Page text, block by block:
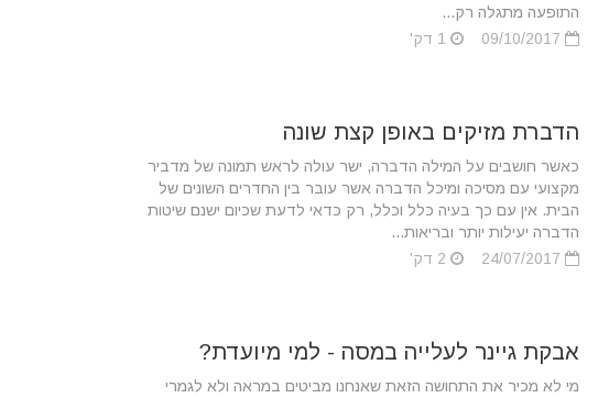
התופעה מתגלה רק...
הדברת מזיקים באופן קצת שונה
כאשר חושבים על המילה הדברה, ישר עולה לראש תמונה של מדביר
מקצועי עם מסיכה ומיכל הדברה אשר עובר בין החדרים השונים של
הבית. אין עם כך בעיה כלל וכלל, רק כדאי לדעת שכיום ישנם שיטות
הדברה יעילות יותר ובריאות...
אבקת גיינר לעלייה במסה - למי מיועדת?
מי לא מכיר את התחושה הזאת שאנחנו מביטים במראה ולא לגמרי